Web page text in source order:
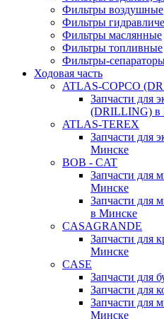
Фильтры воздушные
Фильтры
Фильтры маслянные
Фильтры топливные
Фильтры-
Ходовая часть
ATLAS-COPCO
Запчасти для
(DRILLING) в
ATLAS-TEREX
Запчасти для
Минске
BOB - CAT
Запчасти для
Минске
Запчасти для
в Минске
CASAGRANDE
Запчасти для
Минске
CASE
Запчасти для
Запчасти для
Запчасти для
Минске